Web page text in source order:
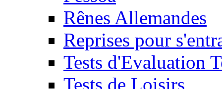
Rênes Allemandes
Reprises pour
Tests d'Evaluation
Tests de Loisirs